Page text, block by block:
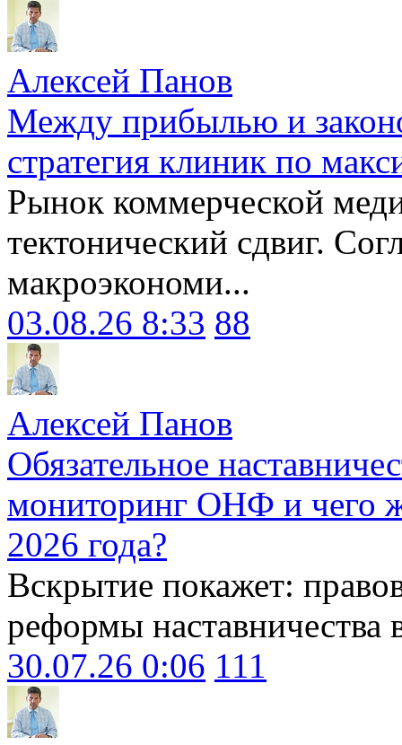
Алексей Панов
Между прибылью и
стратегия клиник по
Рынок коммерческой
тектонический сдвиг.
макроэкономи...
03.08.26 8:33 88
Алексей Панов
Обязательное
мониторинг ОНФ и чего
2026 года?
Вскрытие покажет:
реформы наставничества
30.07.26 0:06 111